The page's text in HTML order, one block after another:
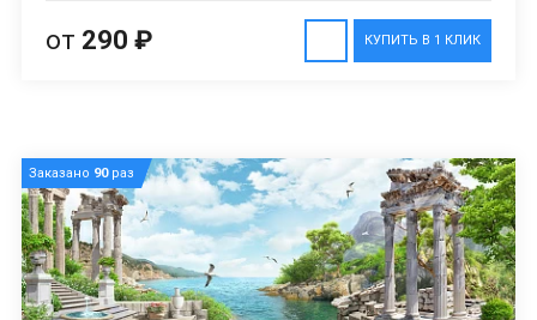
КУПИТЬ В 1 КЛИК
от 290 ₽
Заказано 90раз